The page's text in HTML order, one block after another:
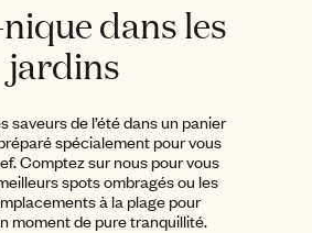
dans les
jardins
saveurs de l’été dans un panier
spécialement pour vous
Comptez sur nous pour vous
spots ombragés ou les
à la plage pour
moment de pure tranquillité.